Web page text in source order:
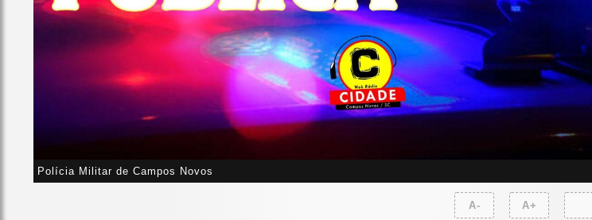
Polícia Militar de Campos Novos
A- A+